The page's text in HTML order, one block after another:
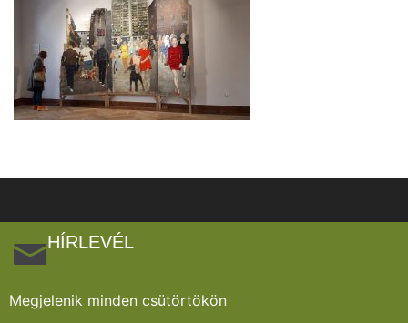
HÍRLEVÉL
Megjelenik minden csütörtökön